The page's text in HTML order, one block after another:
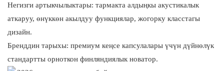
Негизги артыкчылыктары: тармакта алдыңкы акустикалык
аткаруу, өнүккөн акылдуу функциялар, жогорку класстагы
дизайн.
Бренддин тарыхы: премиум кеңсе капсулалары үчүн дүйнөлүк
стандартты орноткон финляндиялык новатор.